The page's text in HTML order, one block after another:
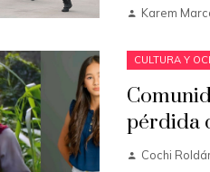
Karem
CULTURA Y
pérdida
Cochi